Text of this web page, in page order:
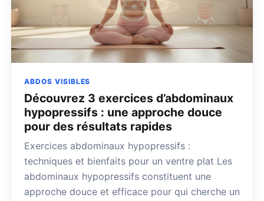
ABDOS VISIBLES
Découvrez 3 exercices d’abdominaux
hypopressifs : une approche douce
pour des résultats rapides
Exercices abdominaux hypopressifs :
techniques et bienfaits pour un ventre plat Les
abdominaux hypopressifs constituent une
approche douce et efficace pour qui cherche un